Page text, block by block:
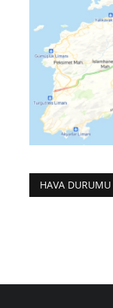
HAVA DURUMU